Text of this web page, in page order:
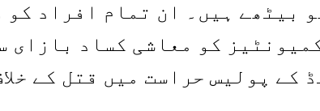
بیٹھے ہیں۔ ان تمام افراد
کو معاشی کساد
کے پولیس حراست میں قتل کے